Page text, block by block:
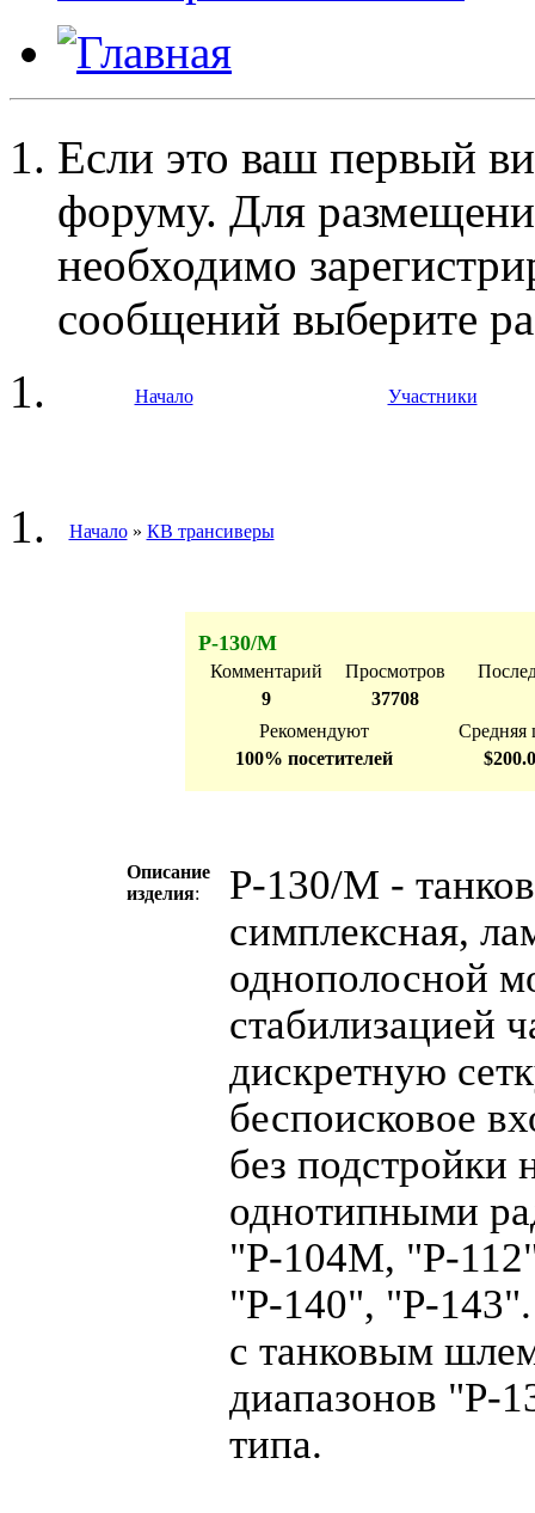
Если это ваш первый
форуму. Для
необходимо
сообщений выберите
Начало Участники
Начало» КВ трансиверы
Р-130/М
Комментарий Просмотров
9
37708
Рекомендуют
Средняя
100% посетителей
Описание
изделия:
Р-130/М -
симплексная,
однополосной
стабилизацией
дискретную
беспоисковое
без подстройки
однотипными
"Р-104М, "Р-
"Р-140", "Р-143".
с танковым
диапазонов "Р-
типа.